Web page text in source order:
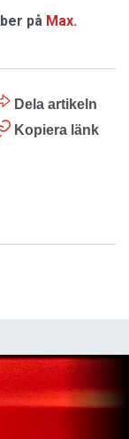
på Max.
Dela artikeln
Kopiera länk